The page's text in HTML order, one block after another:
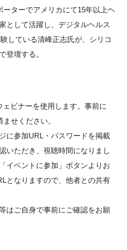
ーターでアメリカにて15年以上ヘ
として活躍し、デジタルヘルス
している清峰正志氏が、シリコ
登壇する。
ビナーを使用します。 事前に
せください。
に参加URL・パスワードを掲載
いただき、視聴時間になりまし
イベントに参加」ボタンよりお
となりますので、他者との共有
はご自身で事前にご確認をお願